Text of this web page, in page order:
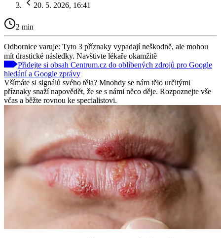
20. 5. 2026, 16:41
2 min
Odbornice varuje: Tyto 3 příznaky vypadají neškodně, ale mohou
mít drastické následky. Navštivte lékaře okamžitě
Přidejte si obsah Centrum.cz do oblíbených zdrojů pro Google
hledání a Google zprávy
Všímáte si signálů svého těla? Mnohdy se nám tělo určitými
příznaky snaží napovědět, že se s námi něco děje. Rozpoznejte vše
včas a běžte rovnou ke specialistovi.